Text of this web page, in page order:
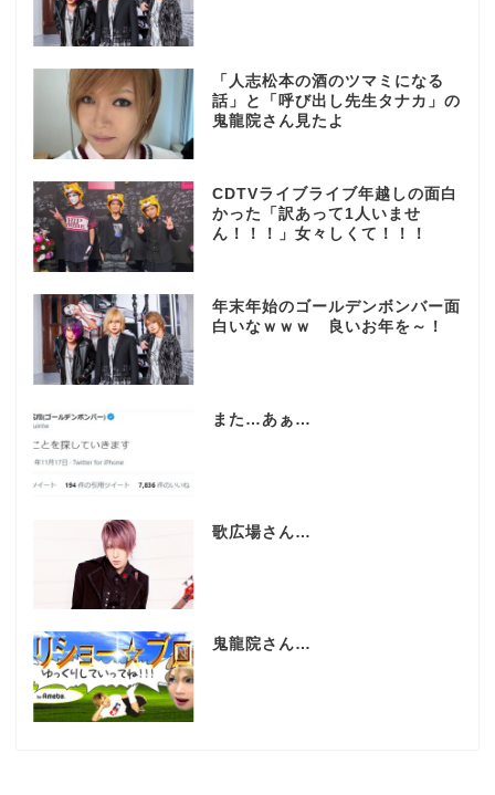
「人志松本の酒のツマミになる
話」と「呼び出し先生タナカ」の
鬼龍院さん見たよ
CDTVライブライブ年越しの面白
かった「訳あって1人いませ
ん！！！」女々しくて！！！
年末年始のゴールデンボンバー面
白いなｗｗｗ 良いお年を～！
また…あぁ…
歌広場さん…
鬼龍院さん…